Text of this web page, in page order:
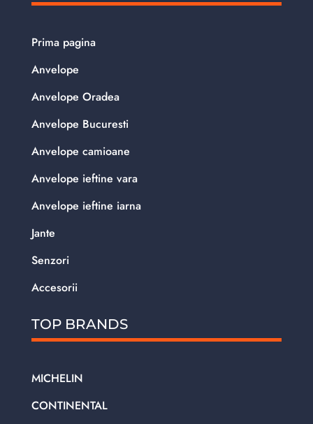
Prima pagina
Anvelope
Anvelope Oradea
Anvelope Bucuresti
Anvelope camioane
Anvelope ieftine vara
Anvelope ieftine iarna
Jante
Senzori
Accesorii
TOP BRANDS
MICHELIN
CONTINENTAL